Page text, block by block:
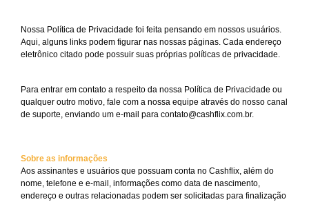
Nossa Política de Privacidade foi feita pensando em nossos usuários.
Aqui, alguns links podem figurar nas nossas páginas. Cada endereço
eletrônico citado pode possuir suas próprias políticas de privacidade.
Para entrar em contato a respeito da nossa Política de Privacidade ou
qualquer outro motivo, fale com a nossa equipe através do nosso canal
de suporte, enviando um e-mail para contato@cashflix.com.br.
Sobre as informações
Aos assinantes e usuários que possuam conta no Cashflix, além do
nome, telefone e e-mail, informações como data de nascimento,
endereço e outras relacionadas podem ser solicitadas para finalização